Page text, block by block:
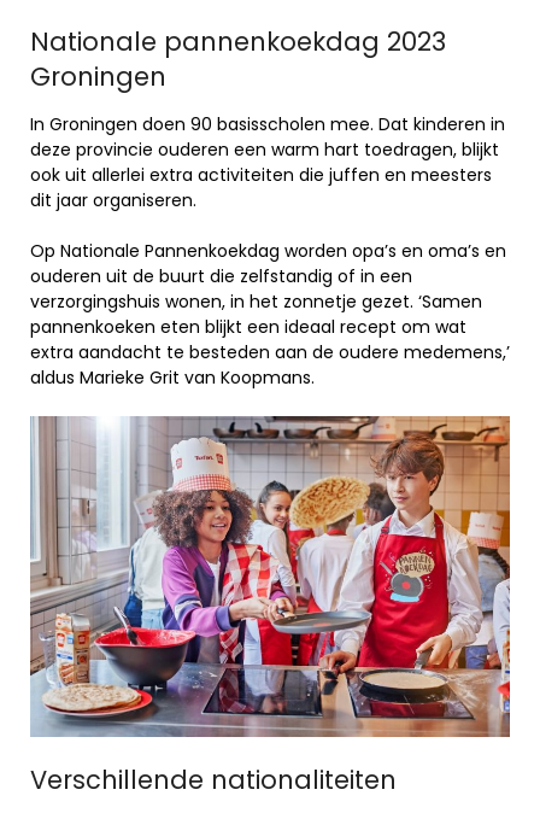
Nationale pannenkoekdag 2023
Groningen
In Groningen doen 90 basisscholen mee. Dat kinderen in
deze provincie ouderen een warm hart toedragen, blijkt
ook uit allerlei extra activiteiten die juffen en meesters
dit jaar organiseren.
Op Nationale Pannenkoekdag worden opa’s en oma’s en
ouderen uit de buurt die zelfstandig of in een
verzorgingshuis wonen, in het zonnetje gezet. ‘Samen
pannenkoeken eten blijkt een ideaal recept om wat
extra aandacht te besteden aan de oudere medemens,’
aldus Marieke Grit van Koopmans.
Verschillende nationaliteiten